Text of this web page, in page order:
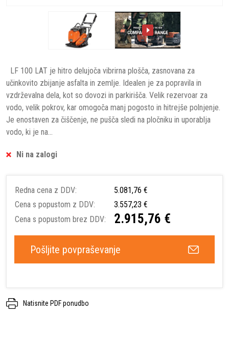
LF 100 LAT je hitro delujoča vibrirna plošča, zasnovana za
učinkovito zbijanje asfalta in zemlje. Idealen je za popravila in
vzdrževalna dela, kot so dovozi in parkirišča. Velik rezervoar za
vodo, velik pokrov, kar omogoča manj pogosto in hitrejše polnjenje.
Je enostaven za čiščenje, ne pušča sledi na pločniku in uporablja
vodo, ki je na...
Ni na zalogi
Redna cena z DDV:
5.081,76 €
Cena s popustom z DDV:
3.557,23 €
Cena s popustom brez DDV:
2.915,76 €
Pošljite povpraševanje
Natisnite PDF ponudbo